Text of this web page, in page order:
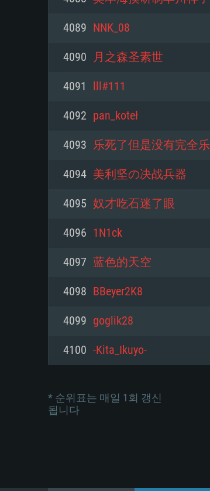
최소사양
운영체제: Windows 10
프로세서: 2.2 GHz 듀얼
메모리: 4GB
그래픽 카드: DirectX 11
해상도: 720p
네트워크: 브로드밴드 인
여유 저장 공간: 22.1 GB
최소사양
운영체제: Mac OS Big
프로세서: 최소 2.2 GHz
(Mac), 혹은 이와 비슷한
의 AMD/Nvidia. 최소 해
네트워크: 브로드밴드 인
여유 저장 공간: 22.1 GB
최소사양
운영체제: 64bit Linux 중
프로세서: 2.4 GHz 듀얼
메모리: 4 GB
그래픽 카드: Vulkan 을
와 동급의 성능을 가지
지원하는 AMD (6개월
4089 NNK_08
4090 月之森圣素世
4091 lll#111
4092 pan_koteł
4093 乐死了但是没有完全
4094 美利坚の决战兵器
4095 奴才吃石迷了眼
4096 1N1ck
4097 蓝色的天空
4098 BBeyer2K8
4099 goglik28
4100 -Kita_Ikuyo-
* 순위표는 매일 1회 갱신
됩니다